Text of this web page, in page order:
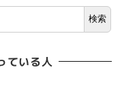
検索
ている人